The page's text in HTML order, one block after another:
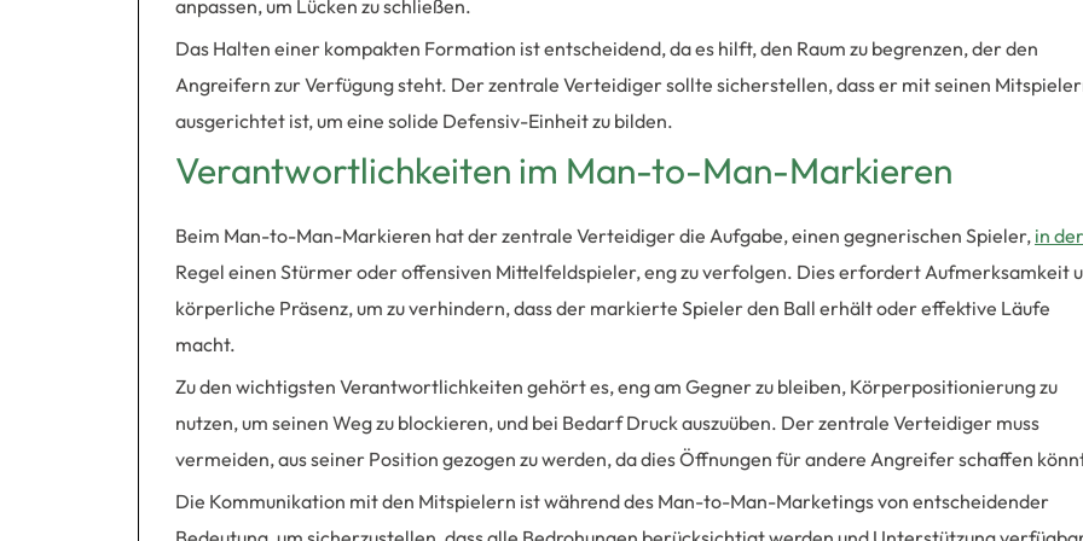
anpassen, um Lücken zu schließen.
Das Halten einer kompakten Formation ist entscheidend, da es hilft, den Raum zu begrenzen, der den
Angreifern zur Verfügung steht. Der zentrale Verteidiger sollte sicherstellen, dass er mit seinen
ausgerichtet ist, um eine solide Defensiv-Einheit zu bilden.
Verantwortlichkeiten im Man-to-Man-Markieren
Beim Man-to-Man-Markieren hat der zentrale Verteidiger die Aufgabe, einen gegnerischen Spieler, in der
Regel einen Stürmer oder offensiven Mittelfeldspieler, eng zu verfolgen. Dies erfordert Aufmerksamkeit
körperliche Präsenz, um zu verhindern, dass der markierte Spieler den Ball erhält oder effektive Läufe
macht.
Zu den wichtigsten Verantwortlichkeiten gehört es, eng am Gegner zu bleiben, Körperpositionierung zu
nutzen, um seinen Weg zu blockieren, und bei Bedarf Druck auszuüben. Der zentrale Verteidiger muss
vermeiden, aus seiner Position gezogen zu werden, da dies Öffnungen für andere Angreifer schaffen
Die Kommunikation mit den Mitspielern ist während des Man-to-Man-Marketings von entscheidender